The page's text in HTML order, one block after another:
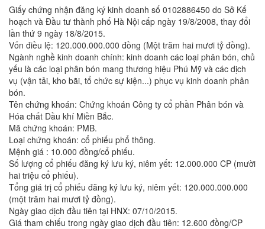
Giấy chứng nhận đăng ký kinh doanh số 0102886450 do Sở Kế
hoạch và Đầu tư thành phố Hà Nội cấp ngày 19/8/2008, thay đổi
lần thứ 9 ngày 18/8/2015.
Vốn điều lệ: 120.000.000.000 đồng (Một trăm hai mươi tỷ đồng).
Ngành nghề kinh doanh chính: kinh doanh các loại phân bón, chủ
yếu là các loại phân bón mang thương hiệu Phú Mỹ và các dịch
vụ (vận tải, kho bãi, tổ chức sự kiện...) phục vụ kinh doanh phân
bón.
Tên chứng khoán: Chứng khoán Công ty cổ phần Phân bón và
Hóa chất Dầu khí Miền Bắc.
Mã chứng khoán: PMB.
Loại chứng khoán: cổ phiếu phổ thông.
Mệnh giá : 10.000 đồng/cổ phiếu.
Số lượng cổ phiếu đăng ký lưu ký, niêm yết: 12.000.000 CP (mười
hai triệu cổ phiếu).
Tổng giá trị cổ phiếu đăng ký lưu ký, niêm yết: 120.000.000.000
(một trăm hai mươi tỷ đồng).
Ngày giao dịch đầu tiên tại HNX: 07/10/2015.
Giá tham chiếu trong ngày giao dịch đầu tiên: 12.600 đồng/CP